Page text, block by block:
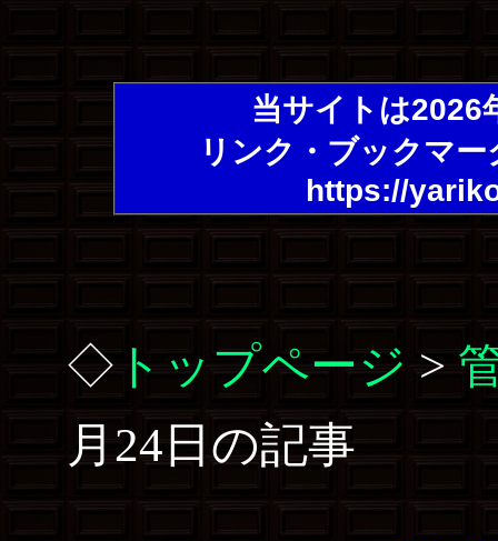
当サイトは2026
リンク・ブックマ
https://
◇ トップページ >
月24日の記事